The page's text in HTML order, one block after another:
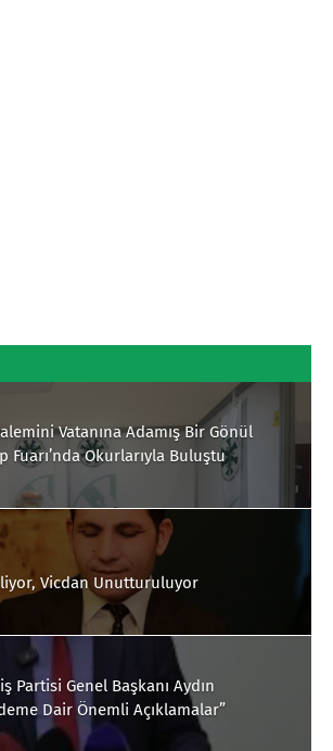
Vatanına Adamış Bir Gönül
Fuarı’nda Okurlarıyla Buluştu
Vicdan Unutturuluyor
Partisi Genel Başkanı Aydın
Dair Önemli Açıklamalar”